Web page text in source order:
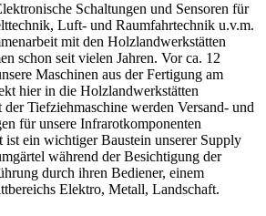
Schaltungen und Sensoren für
Luft- und Raumfahrtechnik u.v.m.
mit den Holzlandwerkstätten
schon seit vielen Jahren. Vor ca. 12
Maschinen aus der Fertigung am
hier in die Holzlandwerkstätten
Tiefziehmaschine werden Versand- und
für unsere Infrarotkomponenten
ist ein wichtiger Baustein unserer Supply
während der Besichtigung der
durch ihren Bediener, einem
Elektro, Metall, Landschaft.